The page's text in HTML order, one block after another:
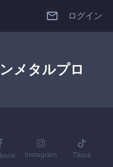
ログイン
メタルプロ
Instagram Tiktok